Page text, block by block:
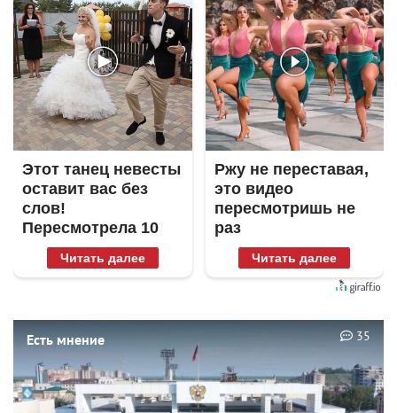
Этот танец невесты
оставит вас без
слов!
Пересмотрела 10
раз
Читать далее
Ржу не переставая,
это видео
пересмотришь не
раз
Читать далее
Есть мнение 35